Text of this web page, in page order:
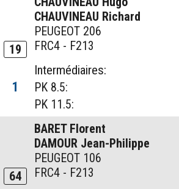
19
CHAUVINEAU Richard
PEUGEOT 206
FRC4 - F213
1
Intermédiaires:
PK 8.5:
PK 11.5:
64
BARET Florent
DAMOUR Jean-Philippe
PEUGEOT 106
FRC4 - F213